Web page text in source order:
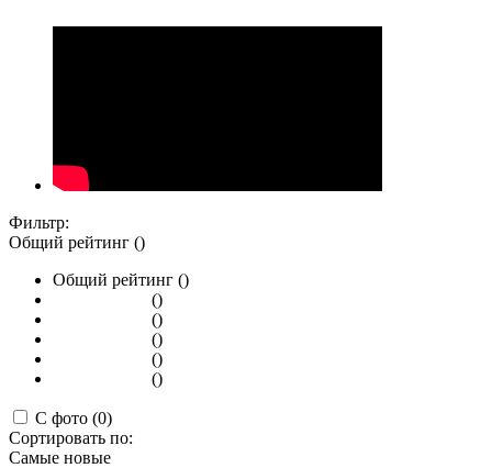
Фильтр:
Общий рейтинг ()
Общий рейтинг ()
()
()
()
()
()
С фото (0)
Сортировать по:
Самые новые